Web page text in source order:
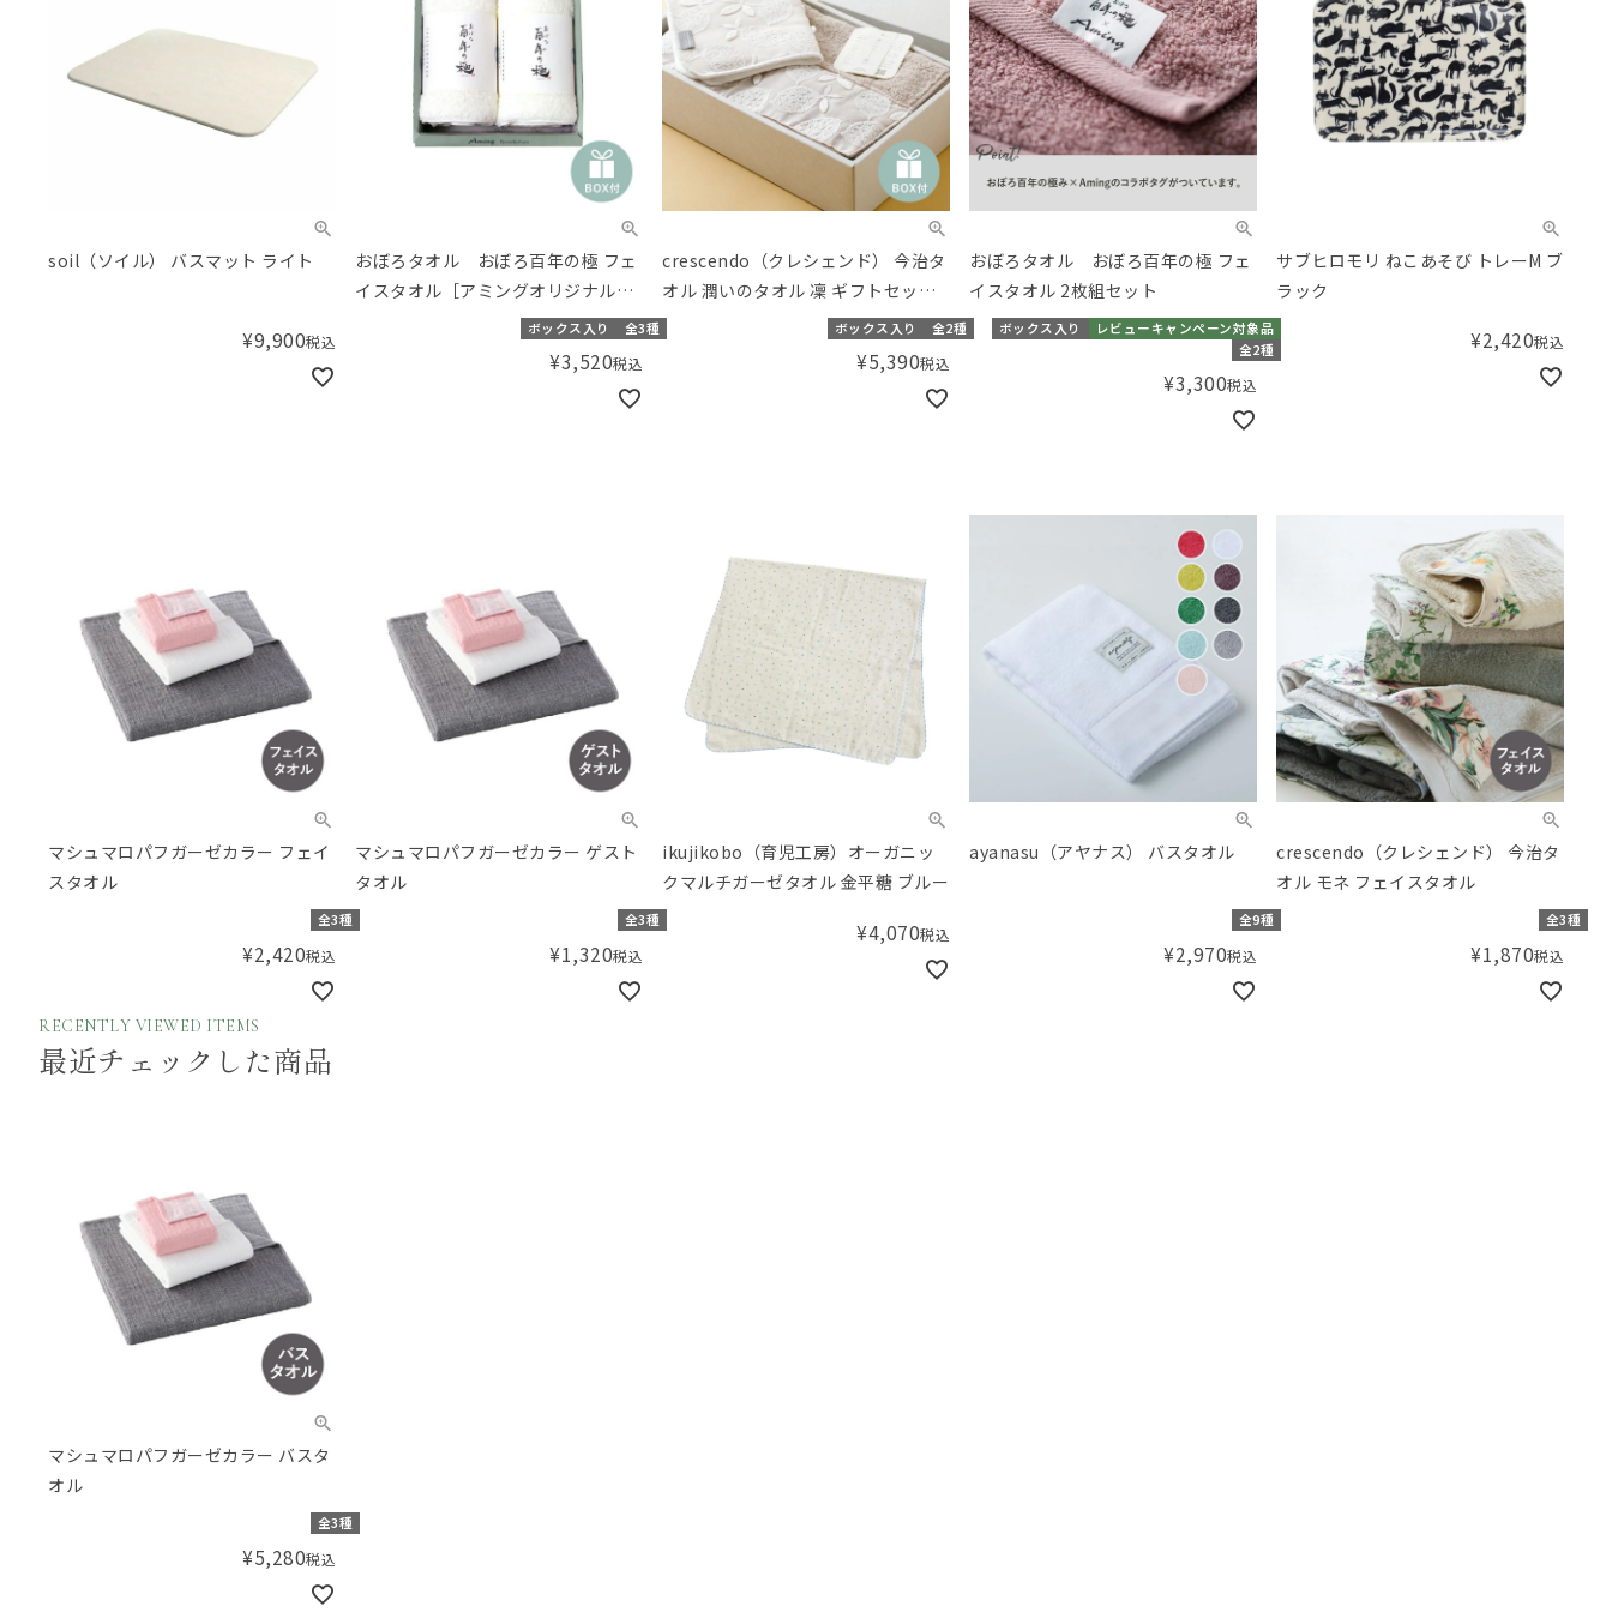
soil（ソイル） バスマット ライト
¥9,900税込
おぼろタオル おぼろ百年の極 フェ
イスタオル［アミングオリジナルカ
ラー］ 2枚組セット【ギフトボック
ス入り】／Amingオリジナルセット
ボックス入り 全3種
¥3,520税込
crescendo（クレシェンド） 今治タ
オル 潤いのタオル 凜 ギフトセット
（フェイスタオル・タオルハンカ
チ）【ギフトボックス入り】／
ボックス入り 全2種
¥5,390税込
おぼろタオル おぼろ百年の極 フェ
イスタオル 2枚組セット
ボックス入り
レビューキャンペーン対象品
全2種
¥3,300税込
サブヒロモリ ねこあそび トレーM ブ
ラック
¥2,420税込
マシュマロパフガーゼカラー フェイ
スタオル
全3種
¥2,420税込
マシュマロパフガーゼカラー ゲスト
タオル
全3種
¥1,320税込
ikujikobo（育児工房）オーガニッ
クマルチガーゼタオル 金平糖 ブルー
¥4,070税込
ayanasu（アヤナス） バスタオル
全9種
¥2,970税込
crescendo（クレシェンド） 今治タ
オル モネ フェイスタオル
全3種
¥1,870税込
RECENTLY VIEWED ITEMS
最近チェックした商品
マシュマロパフガーゼカラー バスタ
オル
全3種
¥5,280税込